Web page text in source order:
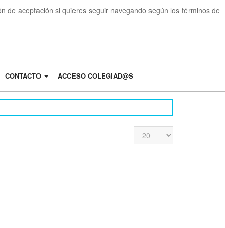
de aceptación si quieres seguir navegando según los términos de
CONTACTO ACCESO COLEGIAD@S
Cantidad
a